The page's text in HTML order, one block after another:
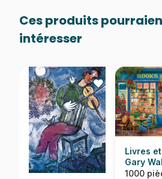
Ces produits
intéresser
Livres
Gary
1000